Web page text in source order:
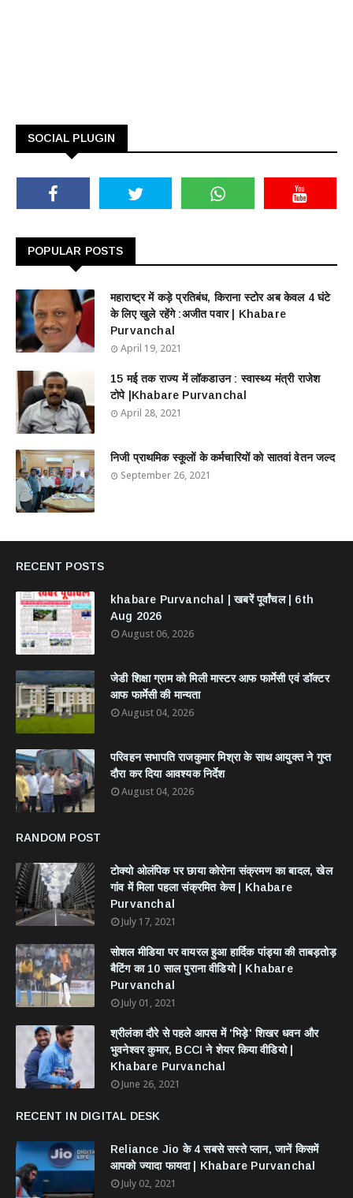
SOCIAL PLUGIN
POPULAR POSTS
महाराष्ट्र में कड़े प्रतिबंध, किराना स्टोर अब केवल 4 घंटे
के लिए खुले रहेंगे :अजीत पवार | Khabare
Purvanchal
April 19, 2021
15 मई तक राज्य में लॉकडाउन : स्वास्थ्य मंत्री राजेश
टोपे |Khabare Purvanchal
April 28, 2021
निजी प्राथमिक स्कूलों के कर्मचारियों को सातवां वेतन जल्द
September 26, 2021
RECENT POSTS
khabare Purvanchal | खबरें पूर्वांचल | 6th
Aug 2026
August 06, 2026
जेडी शिक्षा ग्राम को मिली मास्टर आफ फार्मेसी एवं डॉक्टर
आफ फार्मेसी की मान्यता
August 04, 2026
परिवहन सभापति राजकुमार मिश्रा के साथ आयुक्त ने गुप्त
दौरा कर दिया आवश्यक निर्देश
August 04, 2026
RANDOM POST
टोक्यो ओलंपिक पर छाया कोरोना संक्रमण का बादल, खेल
गांव में मिला पहला संक्रमित केस | Khabare
Purvanchal
July 17, 2021
सोशल मीडिया पर वायरल हुआ हार्दिक पांड्या की ताबड़तोड़
बैटिंग का 10 साल पुराना वीडियो | Khabare
Purvanchal
July 01, 2021
श्रीलंका दौरे से पहले आपस में 'भिड़े' शिखर धवन और
भुवनेश्वर कुमार, BCCI ने शेयर किया वीडियो |
Khabare Purvanchal
June 26, 2021
RECENT IN DIGITAL DESK
Reliance Jio के 4 सबसे सस्ते प्लान, जानें किसमें
आपको ज्यादा फायदा | Khabare Purvanchal
July 02, 2021